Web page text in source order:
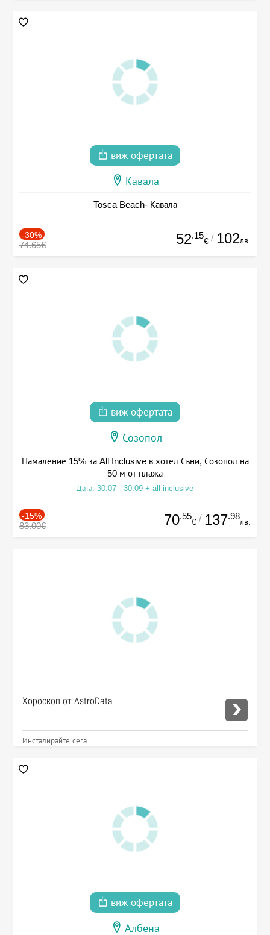
виж офертата
Кавала
Tosca Beach- Кавала
-30%
74.65€ 52.15
€ / 102лв.
виж офертата
Созопол
Намаление 15% за All Inclusive в хотел Съни, Созопол на
50 м от плажа
Дата: 30.07 - 30.09 + all inclusive
-15%
83.00€ 70.55
€ / 137.98
лв.
Хороскоп от AstroData
Инсталирайте сега
виж офертата
Албена